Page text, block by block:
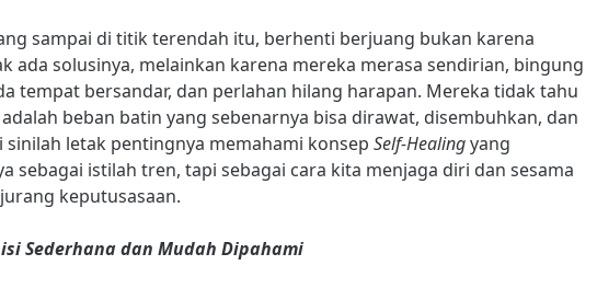
sampai di titik terendah itu, berhenti berjuang bukan karena
ada solusinya, melainkan karena mereka merasa sendirian, bingung
tempat bersandar, dan perlahan hilang harapan. Mereka tidak tahu
beban batin yang sebenarnya bisa dirawat, disembuhkan, dan
sinilah letak pentingnya memahami konsep Self-Healingyang
sebagai istilah tren, tapi sebagai cara kita menjaga diri dan sesama
keputusasaan.
Sederhana dan Mudah Dipahami